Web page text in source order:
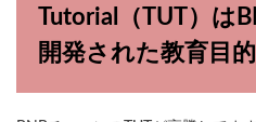
Tutorial（TUT）は
開発された教育目